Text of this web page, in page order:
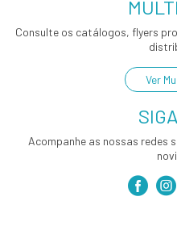
Consulte os catálogos, flyers
Ver
Acompanhe as nossas redes